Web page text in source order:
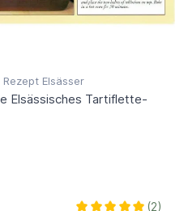
Elsässer
Elsässisches Tartiflette-
(2)